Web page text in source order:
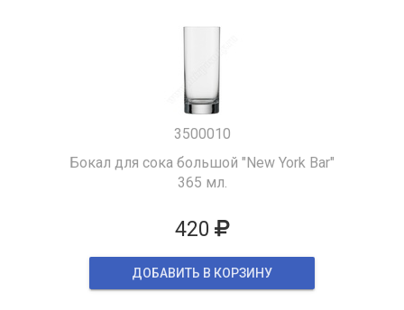
3500010
Бокал для сока большой "New York Bar"
365 мл.
420
ДОБАВИТЬ В КОРЗИНУ